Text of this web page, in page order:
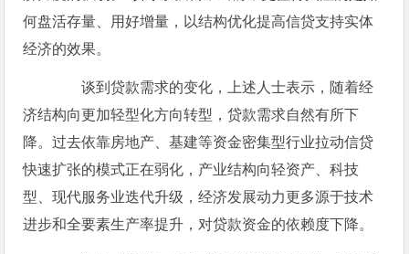
何盘活存量、用好增量，以结构优化提高信贷支持实体
经济的效果。
谈到贷款需求的变化，上述人士表示，随着经
济结构向更加轻型化方向转型，贷款需求自然有所下
降。过去依靠房地产、基建等资金密集型行业拉动信贷
快速扩张的模式正在弱化，产业结构向轻资产、科技
型、现代服务业迭代升级，经济发展动力更多源于技术
进步和全要素生产率提升，对贷款资金的依赖度下降。